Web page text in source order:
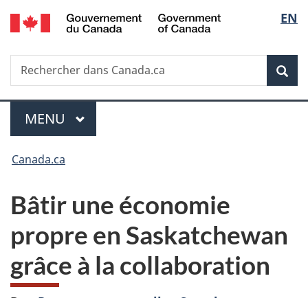
Passer
au
principal
Passer
à
Au
du
Passer
à
version
simplifiée
de
la
EN
Recherche
Rechercher
dans
Menu
MENU PRINCIPAL
Vous
ici :
Canada.ca
Bâtir une économie
propre en Saskatchewan
grâce à la collaboration